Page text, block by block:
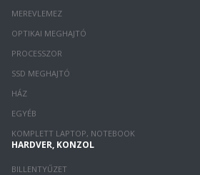
MEREVLEMEZ
OPTIKAI MEGHAJTÓ
PROCESSZOR
SSD MEGHAJTÓ
HÁZ
EGYÉB
KOMPLETT LAPTOP, NOTEBOOK
HARDVER, KONZOL
BILLENTYŰZET